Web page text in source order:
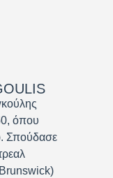
όπου
Σπούδασε